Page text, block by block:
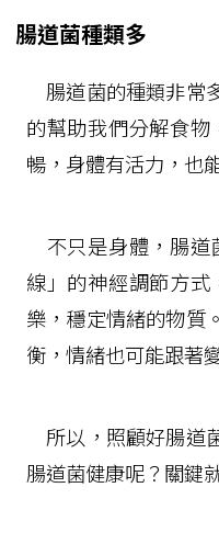
腸道菌種類多
腸道菌的種類非常
的幫助我們分解食
暢，身體有活力，也
不只是身體，腸道
線」的神經調節方
樂，穩定情緒的物質
衡，情緒也可能跟著
所以，照顧好腸道
腸道菌健康呢？關鍵